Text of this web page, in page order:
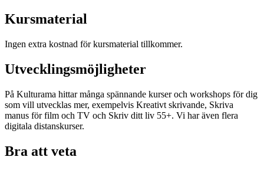
Kursmaterial
Ingen extra kostnad för kursmaterial tillkommer.
Utvecklingsmöjligheter
På Kulturama hittar många spännande kurser och workshops för dig
som vill utvecklas mer, exempelvis Kreativt skrivande, Skriva
manus för film och TV och Skriv ditt liv 55+. Vi har även flera
digitala distanskurser.
Bra att veta